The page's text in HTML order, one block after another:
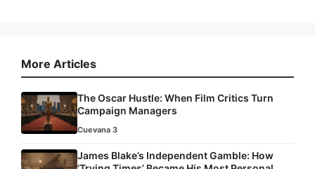
More Articles
The Oscar Hustle: When Film Critics Turn
Campaign Managers
Cuevana 3
James Blake’s Independent Gamble: How